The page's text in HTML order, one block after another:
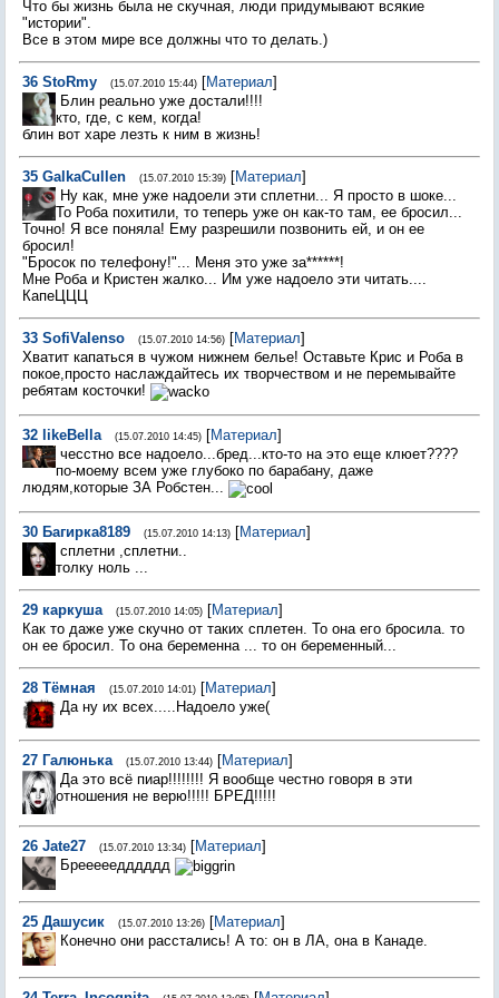
Что бы жизнь была не скучная, люди придумывают всякие
"истории".
Все в этом мире все должны что то делать.)
36 StoRmy (15.07.2010 15:44) [Материал]
Блин реально уже достали!!!!
кто, где, с кем, когда!
блин вот харе лезть к ним в жизнь!
35 GalkaCullen (15.07.2010 15:39) [Материал]
Ну как, мне уже надоели эти сплетни... Я просто в шоке...
То Роба похитили, то теперь уже он как-то там, ее бросил...
Точно! Я все поняла! Ему разрешили позвонить ей, и он ее
бросил!
"Бросок по телефону!"... Меня это уже за******!
Мне Роба и Кристен жалко... Им уже надоело эти читать....
КапеЦЦЦ
33 SofiValenso (15.07.2010 14:56) [Материал]
Хватит капаться в чужом нижнем белье! Оставьте Крис и Роба в
покое,просто наслаждайтесь их творчеством и не перемывайте
ребятам косточки!
32 likeBella (15.07.2010 14:45) [Материал]
чесстно все надоело...бред...кто-то на это еще клюет????
по-моему всем уже глубоко по барабану, даже
людям,которые ЗА Робстен...
30 Багирка8189 (15.07.2010 14:13) [Материал]
сплетни ,сплетни..
толку ноль ...
29 каркуша (15.07.2010 14:05) [Материал]
Как то даже уже скучно от таких сплетен. То она его бросила. то
он ее бросил. То она беременна ... то он беременный...
28 Тёмная (15.07.2010 14:01) [Материал]
Да ну их всех.....Надоело уже(
27 Галюнька (15.07.2010 13:44) [Материал]
Да это всё пиар!!!!!!!! Я вообще честно говоря в эти
отношения не верю!!!!! БРЕД!!!!!
26 Jate27 (15.07.2010 13:34) [Материал]
Брееееедддддд
25 Дашусик (15.07.2010 13:26) [Материал]
Конечно они расстались! А то: он в ЛА, она в Канаде.